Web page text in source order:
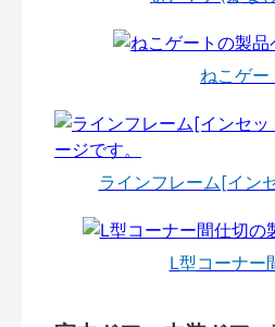
ねこゲー
ラインフレーム[イン
L型コーナー